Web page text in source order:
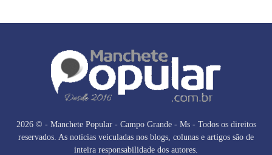
2026 © - Manchete Popular - Campo Grande - Ms - Todos os direitos
reservados. As notícias veiculadas nos blogs, colunas e artigos são de
inteira responsabilidade dos autores.